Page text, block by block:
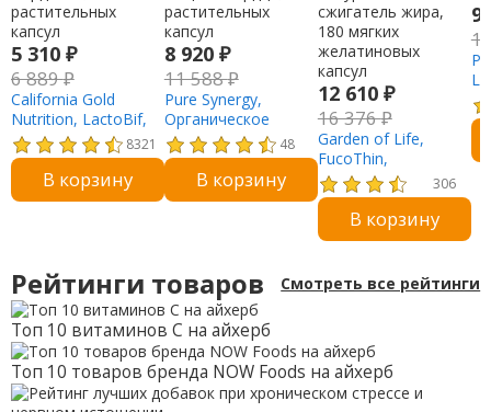
5 310 ₽
6 889₽
California Gold
Nutrition, LactoBif,
пробиотики, 100
млрд КОЕ, 30
растительных
капсул
8321
В корзину
8 920 ₽
11 588₽
Pure Synergy,
Органическое
средство для
защиты сердца, 60
растительных
капсул
48
В корзину
12 610 ₽
16 376₽
Garden of Life,
FucoThin,
нестимулирующий
натуральный
сжигатель жира,
180 мягких
капсул
306
В корзину
9
Рейтинги товаров Смотреть все рейтинги
Топ 10 витаминов С на айхерб
Топ 10 товаров бренда NOW Foods на айхерб